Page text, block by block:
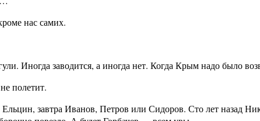
нас самих.
Иногда заводится, а иногда нет. Когда Крым надо было
полетит.
завтра Иванов, Петров или Сидоров. Сто лет назад